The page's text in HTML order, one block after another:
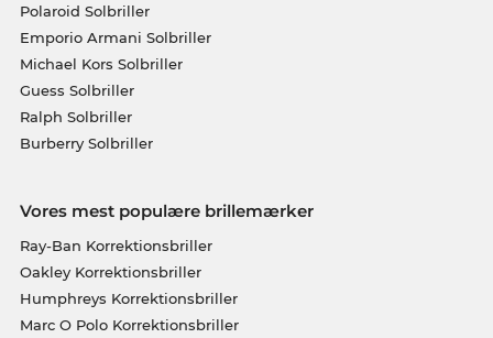
Polaroid Solbriller
Emporio Armani Solbriller
Michael Kors Solbriller
Guess Solbriller
Ralph Solbriller
Burberry Solbriller
Vores mest populære brillemærker
Ray-Ban Korrektionsbriller
Oakley Korrektionsbriller
Humphreys Korrektionsbriller
Marc O Polo Korrektionsbriller